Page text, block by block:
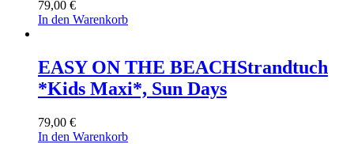
79,00 €
In den Warenkorb
EASY ON THE BEACHStrandtuch
*Kids Maxi*, Sun Days
79,00 €
In den Warenkorb